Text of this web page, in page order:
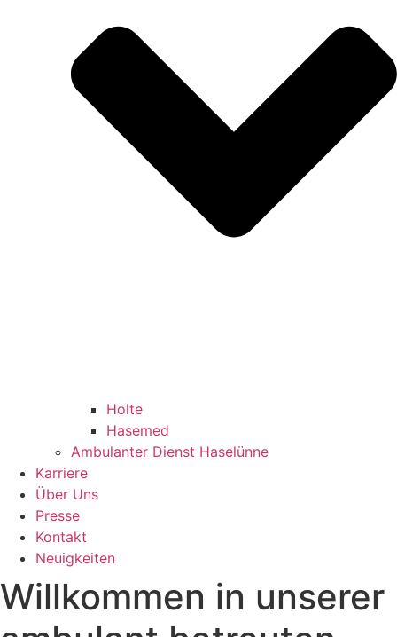
Holte
Hasemed
Ambulanter Dienst Haselünne
Karriere
Über Uns
Presse
Kontakt
Neuigkeiten
Willkommen in unserer